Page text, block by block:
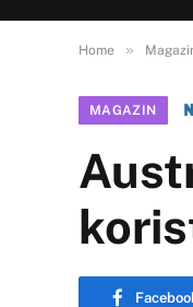
Home »
MAGAZIN